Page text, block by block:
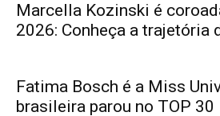
Marcella Kozinski é
2026: Conheça a trajetória
Fatima Bosch é a Miss
brasileira parou no TOP 30